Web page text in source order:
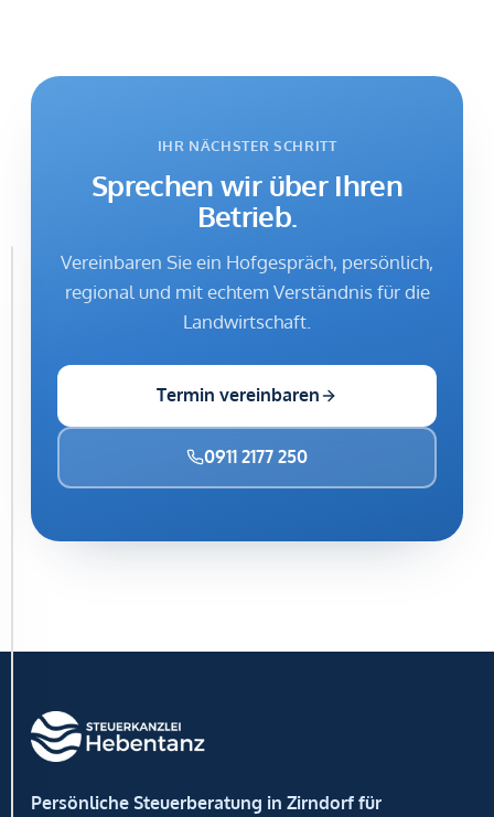
IHR NÄCHSTER SCHRITT
Sprechen wir über Ihren
Betrieb.
Vereinbaren Sie ein Hofgespräch, persönlich,
regional und mit echtem Verständnis für die
Landwirtschaft.
Termin vereinbaren
0911 2177 250
Persönliche Steuerberatung in Zirndorf für
Diese
Webseite
Übersicht
Über
Cookies
Wir
die
Zugriffe
auf
Website